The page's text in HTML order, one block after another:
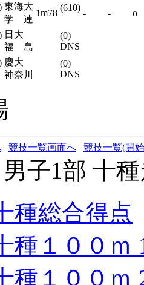
東海大
学 連
1m78
(610)
- - o
日大
福 島
(0)
DNS
慶大
神奈川
(0)
DNS
競技一覧画面へ 競技一覧(開
子1部 十
種総合得点
種１００ｍ
種１００ｍ